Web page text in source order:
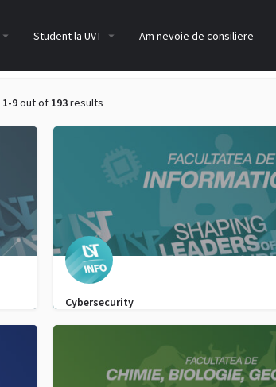
Student la UVT Am nevoie de consiliere
1-9out of 193results
Cybersecurity
0256 592 364 admitere.informatica@e-